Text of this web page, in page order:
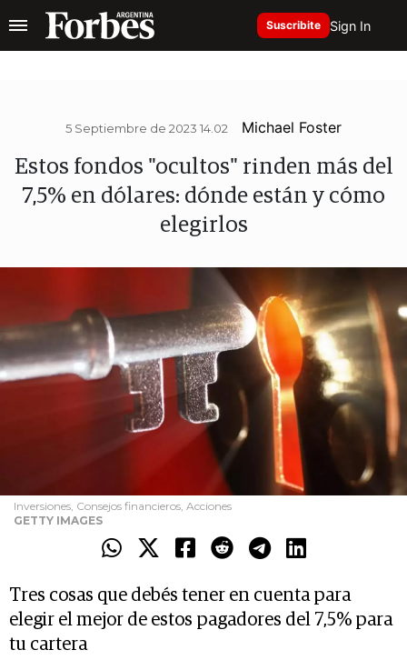
Suscribite Sign In
5 Septiembre de 2023 14.02 Michael Foster
Estos fondos "ocultos" rinden más del
7,5% en dólares: dónde están y cómo
elegirlos
Inversiones, Consejos financieros, Acciones
GETTY IMAGES
Tres cosas que debés tener en cuenta para
elegir el mejor de estos pagadores del 7,5% para
tu cartera